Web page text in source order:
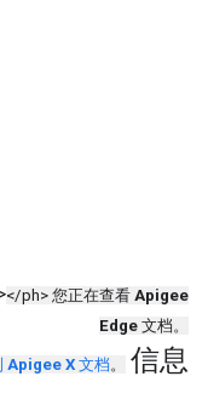
</ph> 您正在查看 Apigee
Edge 文档。
Apigee X 文档。 信息